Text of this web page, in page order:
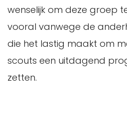
wenselijk om deze groep
vooral vanwege de
die het lastig maakt om
scouts een uitdagend
zetten.